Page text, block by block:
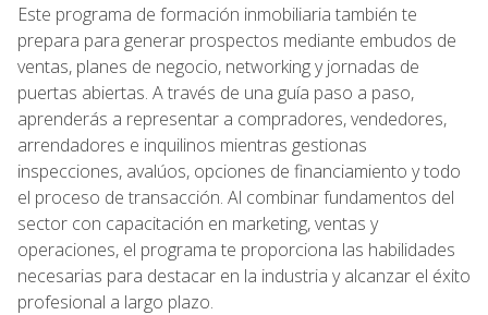
Este programa de formación inmobiliaria también te
prepara para generar prospectos mediante embudos de
ventas, planes de negocio, networking y jornadas de
puertas abiertas. A través de una guía paso a paso,
aprenderás a representar a compradores, vendedores,
arrendadores e inquilinos mientras gestionas
inspecciones, avalúos, opciones de financiamiento y todo
el proceso de transacción. Al combinar fundamentos del
sector con capacitación en marketing, ventas y
operaciones, el programa te proporciona las habilidades
necesarias para destacar en la industria y alcanzar el éxito
profesional a largo plazo.